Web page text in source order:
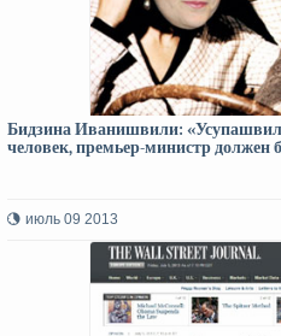
Бидзина Иванишвили:
человек, премьер-министр должен
июль 09 2013